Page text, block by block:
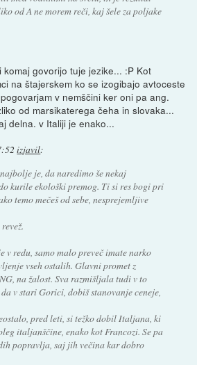
od A ne morem reči, kaj šele za poljake
govorijo tuje jezike... :P Kot
na štajerskem ko se izogibajo avtoceste
v nemščini ker oni pa ang.
od marsikaterega čeha in slovaka...
delna. v Italiji je enako...
izjavil:
je, da naredimo še nekaj
kurile ekološki premog. Ti si res bogi pri
temo mečeš od sebe, nesprejemljive
redu, samo malo preveč imate narko
vseh ostalih. Glavni promet z
na žalost. Sva razmišljala tudi v to
v stari Gorici, dobiš stanovanje ceneje,
pred leti, si težko dobil Italjana, ki
italjanščine, enako kot Francozi. Se pa
popravlja, saj jih večina kar dobro